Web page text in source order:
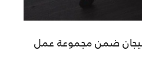
ضمن مجموعة عمل